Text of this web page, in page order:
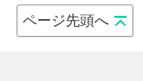
ページ先頭へ